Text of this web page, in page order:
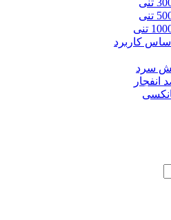
کاربرد
سرد
انفجار